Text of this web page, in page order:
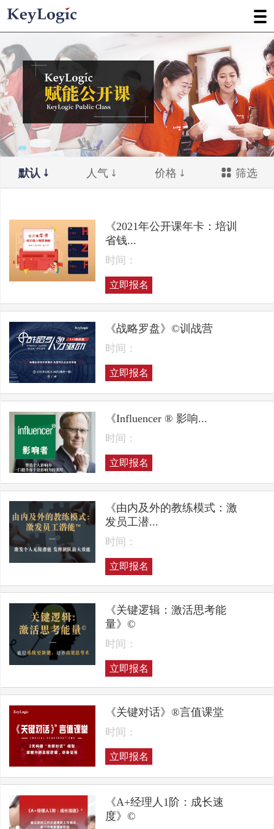
默认 人气 价格 筛选
《2021年公开课年卡：培训
省钱...
时间：
立即报名
《战略罗盘》©训战营
时间：
立即报名
《Influencer ® 影响...
时间：
立即报名
《由内及外的教练模式：激
发员工潜...
时间：
立即报名
《关键逻辑：激活思考能
量》©
时间：
立即报名
《关键对话》®言值课堂
时间：
立即报名
《A+经理人1阶：成长速
度》©